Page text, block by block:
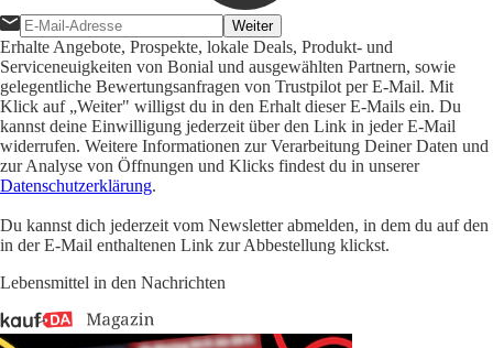
Weiter
Erhalte Angebote, Prospekte, lokale Deals, Produkt- und
Serviceneuigkeiten von Bonial und ausgewählten Partnern, sowie
gelegentliche Bewertungsanfragen von Trustpilot per E-Mail. Mit
Klick auf „Weiter" willigst du in den Erhalt dieser E-Mails ein. Du
kannst deine Einwilligung jederzeit über den Link in jeder E-Mail
widerrufen. Weitere Informationen zur Verarbeitung Deiner Daten und
zur Analyse von Öffnungen und Klicks findest du in unserer
Datenschutzerklärung.
Du kannst dich jederzeit vom Newsletter abmelden, in dem du auf den
in der E-Mail enthaltenen Link zur Abbestellung klickst.
Lebensmittel in den Nachrichten